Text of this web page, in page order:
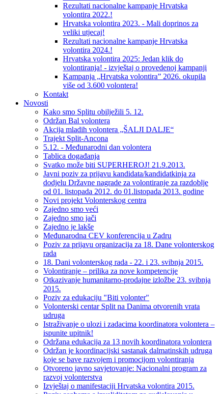
Rezultati nacionalne kampanje Hrvatska
volontira 2022.!
Hrvatska volontira 2023. - Mali doprinos za
veliki utjecaj!
Rezultati nacionalne kampanje Hrvatska
volontira 2024.!
Hrvatska volontira 2025: Jedan klik do
volontiranja! - izvještaj o provedenoj kampanji
Kampanja „Hrvatska volontira” 2026. okupila
više od 3.600 volontera!
Kontakt
Novosti
Kako smo Splitu obilježili 5. 12.
Održan Bal volontera
Akcija mladih volontera „ŠALJI DALJE“
Trajekt Split-Ancona
5.12. - Međunarodni dan volontera
Tablica događanja
Svatko može biti SUPERHEROJ! 21.9.2013.
Javni poziv za prijavu kandidata/kandidatkinja za
dodjelu Državne nagrade za volontiranje za razdoblje
od 01. listopada 2012. do 01.listopada 2013. godine
Novi projekt Volonterskog centra
Zajedno smo veći
Zajedno smo jači
Zajedno je lakše
Međunarodna CEV konferencija u Zadru
Poziv za prijavu organizacija za 18. Dane volonterskog
rada
18. Dani volonterskog rada - 22. i 23. svibnja 2015.
Volontiranje – prilika za nove kompetencije
Otkazivanje humanitarno-prodajne izložbe 23. svibnja
2015.
Poziv za edukaciju "Biti volonter"
Volonterski centar Split na Danima otvorenih vrata
udruga
Istraživanje o ulozi i zadacima koordinatora volontera –
ispunite upitnik!
Održana edukacija za 13 novih koordinatora volontera
Održan je koordinacijski sastanak dalmatinskih udruga
koje se bave razvojem i promocijom volontiranja
Otvoreno javno savjetovanje: Nacionalni program za
razvoj volonterstva
Izvještaj o manifestaciji Hrvatska volontira 2015.